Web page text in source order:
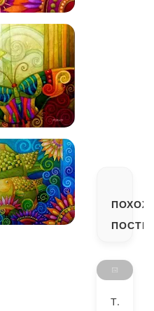
ПОСТЫ
ТВОРЕЧСТВО ЛЕОНИДА АФРЕМОВА